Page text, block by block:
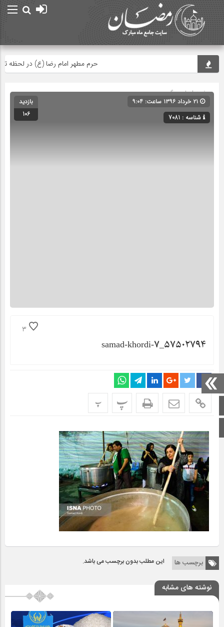
صفحه اصلی
حرم مطهر امام رضا (ع) در لحظه
صفحه اصلی» گروه »
شناسه : 7081
بازدید
106
3
۵۷۵۰۲۷۹۴_samad-khordi-۷
پ پ
برچسب ها این مطلب بدون برچسب می باشد.
نوشته های مشابه